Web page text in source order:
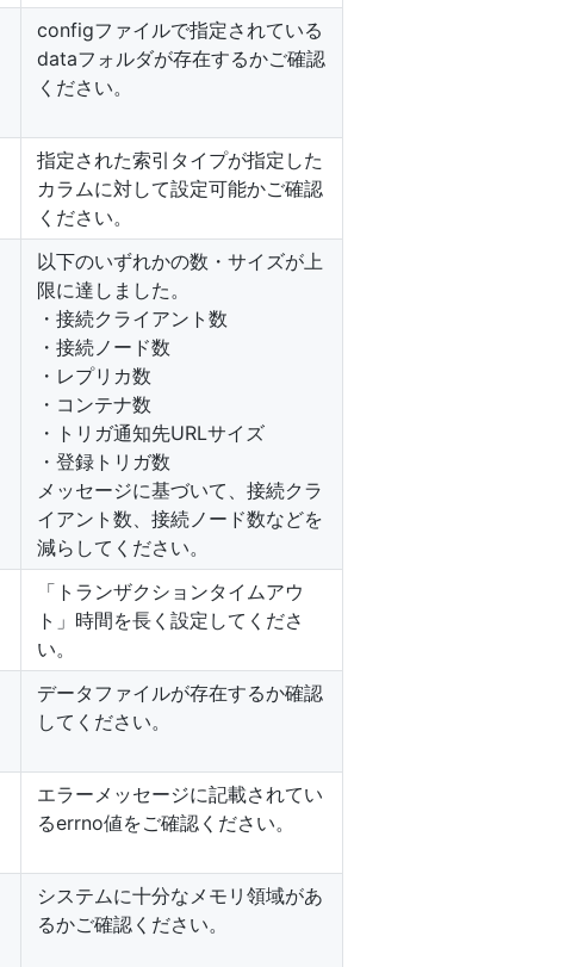
configファイルで指定されている
dataフォルダが存在するかご確認
ください。
指定された索引タイプが指定した
カラムに対して設定可能かご確認
ください。
以下のいずれかの数・サイズが上
限に達しました。
・接続クライアント数
・接続ノード数
・レプリカ数
・コンテナ数
・トリガ通知先URLサイズ
・登録トリガ数
メッセージに基づいて、接続クラ
イアント数、接続ノード数などを
減らしてください。
「トランザクションタイムアウ
ト」時間を長く設定してくださ
い。
データファイルが存在するか確認
してください。
エラーメッセージに記載されてい
るerrno値をご確認ください。
システムに十分なメモリ領域があ
るかご確認ください。